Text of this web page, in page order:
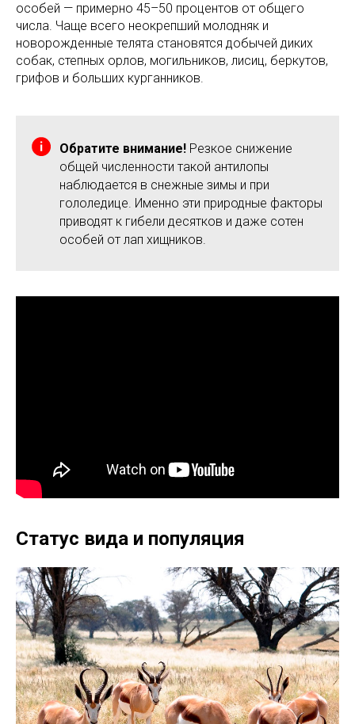
особей — примерно 45–50 процентов от общего
числа. Чаще всего неокрепший молодняк и
новорожденные телята становятся добычей диких
собак, степных орлов, могильников, лисиц, беркутов,
грифов и больших курганников.
Обратите внимание! Резкое снижение
общей численности такой антилопы
наблюдается в снежные зимы и при
гололедице. Именно эти природные факторы
приводят к гибели десятков и даже сотен
особей от лап хищников.
Статус вида и популяция